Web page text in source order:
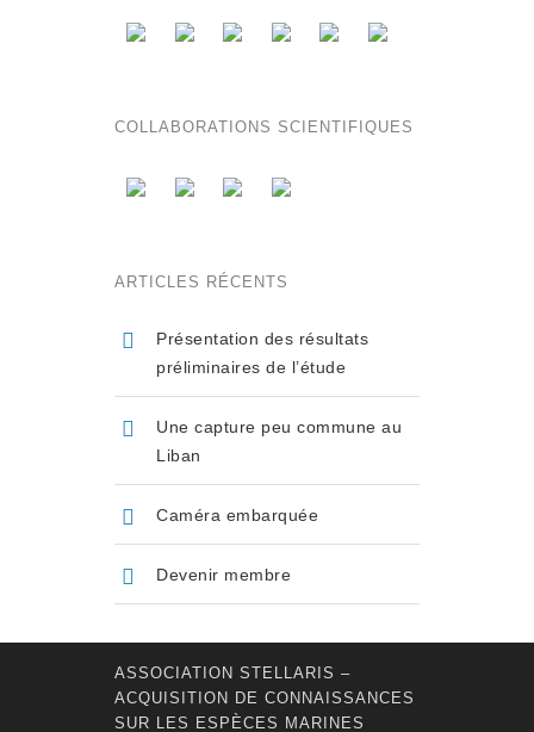
COLLABORATIONS SCIENTIFIQUES
ARTICLES RÉCENTS
Présentation des résultats
préliminaires de l’étude
Une capture peu commune au
Liban
Caméra embarquée
Devenir membre
ASSOCIATION STELLARIS –
ACQUISITION DE CONNAISSANCES
SUR LES ESPÈCES MARINES